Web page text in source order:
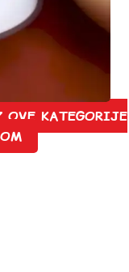
KATEGORIJE